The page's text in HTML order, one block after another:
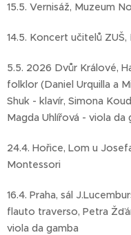
15.5. Vernisáž, Muzeum
14.5. Koncert učitelů
5.5. 2026 Dvůr Králové,
folklor (Daniel Urquilla a
Shuk - klavír, Simona
Magda Uhlířová - viola da
24.4. Hořice, Lom u
Montessori
16.4. Praha, sál
flauto traverso, Petra
viola da gamba